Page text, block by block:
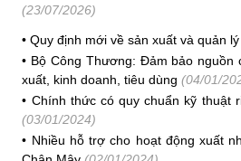
(23/07/2026)
•Quy định mới về sản xuất và quản
• Bộ Công Thương: Đảm bảo nguồn
xuất, kinh doanh, tiêu dùng (04/01/
• Chính thức có quy chuẩn kỹ thuật
(03/01/2024)
• Nhiều hỗ trợ cho hoạt động xuất